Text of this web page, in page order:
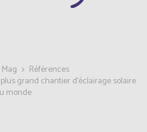
Références
grand chantier d’éclairage solaire
monde